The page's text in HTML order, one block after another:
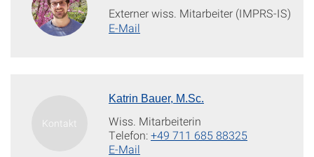
Externer wiss. Mitarbeiter (IMPRS-IS)
E-Mail
Katrin Bauer, M.Sc.
Wiss. Mitarbeiterin
Telefon:+49 711 685 88325
E-Mail